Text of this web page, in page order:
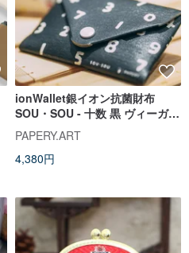
ionWallet銀イオン抗菌財布
SOU・SOU - 十数 黒 ヴィーガン
レザー財布/カードケース
PAPERY.ART
4,380円